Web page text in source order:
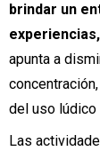
brindar un
apunta a
del uso lúdico
Las